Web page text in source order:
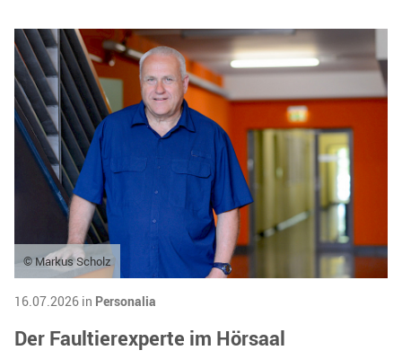
© Markus Scholz
16.07.2026 in Personalia
Der Faultierexperte im Hörsaal